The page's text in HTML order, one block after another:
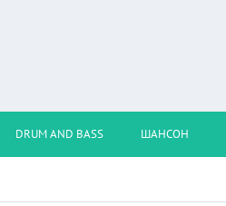
DRUM AND BASS ШАНСОН